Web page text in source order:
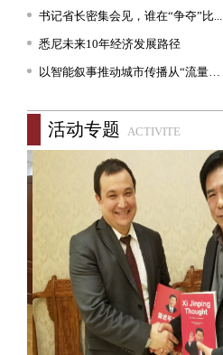
书记省长密集会见，谁在“争夺”比...
悉尼未来10年经济发展路径
以智能叙事推动城市传播从“流量出...
活动专题 ACTIVITE